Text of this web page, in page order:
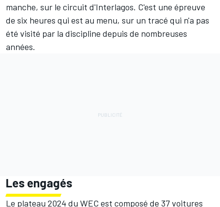
manche, sur le circuit d'Interlagos. C'est une épreuve
de six heures qui est au menu, sur un tracé qui n'a pas
été visité par la discipline depuis de nombreuses
années.
Les engagés
Le plateau 2024 du WEC est composé de 37 voitures